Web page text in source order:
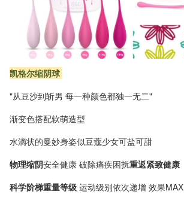
凯格尔缩阴球
"从豆沙到斩男 每一种颜色都独一无二"
渐变色搭配软萌造型
水滴状的曼妙身姿似豆蔻少女可盐可甜
物理缩阴安全健康 破除痛疾困扰重返紧致健康
科学阶梯重量等级 运动级别依次递增 效果MAX